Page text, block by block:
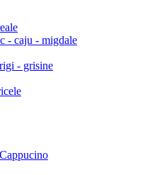
- caju - migdale
- grisine